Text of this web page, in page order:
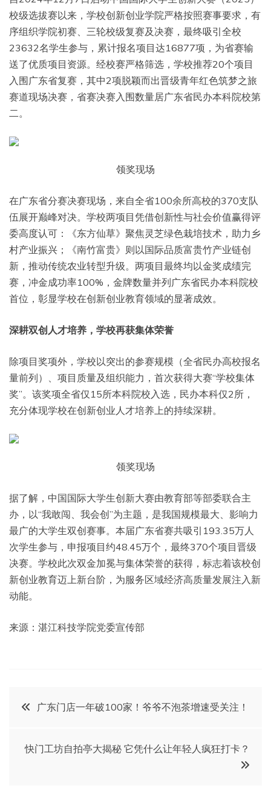
校级选拔赛以来，学校创新创业学院严格按照赛事要求，有
序组织学院初赛、三轮校级复赛及决赛，最终吸引全校
23632名学生参与，累计报名项目达16877项，为省赛输
送了优质项目资源。经校赛严格筛选，学校推荐20个项目
入围广东省复赛，其中2项脱颖而出晋级青年红色筑梦之旅
赛道现场决赛，省赛决赛入围数量居广东省民办本科院校第
二。
领奖现场
在广东省分赛决赛现场，来自全省100余所高校的370支队
伍展开巅峰对决。学校两项目凭借创新性与社会价值赢得评
委高度认可：《东方仙草》聚焦灵芝绿色栽培技术，助力乡
村产业振兴；《南竹富贵》则以国际品质富贵竹产业链创
新，推动传统农业转型升级。两项目最终均以金奖成绩完
赛，冲金成功率100%，金牌数量并列广东省民办本科院校
首位，彰显学校在创新创业教育领域的显著成效。
深耕双创人才培养，学校再获集体荣誉
除项目奖项外，学校以突出的参赛规模（全省民办高校报名
量前列）、项目质量及组织能力，首次获得大赛“学校集体
奖”。该奖项全省仅15所本科院校入选，民办本科仅2所，
充分体现学校在创新创业人才培养上的持续深耕。
领奖现场
据了解，中国国际大学生创新大赛由教育部等部委联合主
办，以“我敢闯、我会创”为主题，是我国规模最大、影响力
最广的大学生双创赛事。本届广东省赛共吸引193.35万人
次学生参与，申报项目约48.45万个，最终370个项目晋级
决赛。学校此次双金加冕与集体荣誉的获得，标志着该校创
新创业教育迈上新台阶，为服务区域经济高质量发展注入新
动能。
来源：湛江科技学院党委宣传部
文
广东门店一年破100家！爷爷不泡茶增速受关注！
快门工坊自拍亭大揭秘 它凭什么让年轻人疯狂打卡？